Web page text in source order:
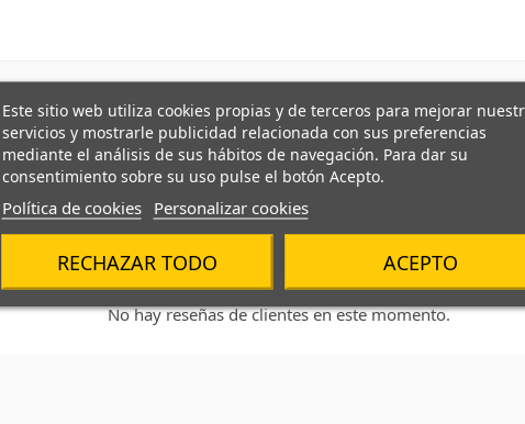
Este sitio web utiliza cookies propias y de terceros para mejorar
servicios y mostrarle publicidad relacionada con sus preferencias
mediante el análisis de sus hábitos de navegación. Para dar su
consentimiento sobre su uso pulse el botón Acepto.
Política de cookies Personalizar cookies
RECHAZAR TODO ACEPTO
No hay reseñas de clientes en este momento.